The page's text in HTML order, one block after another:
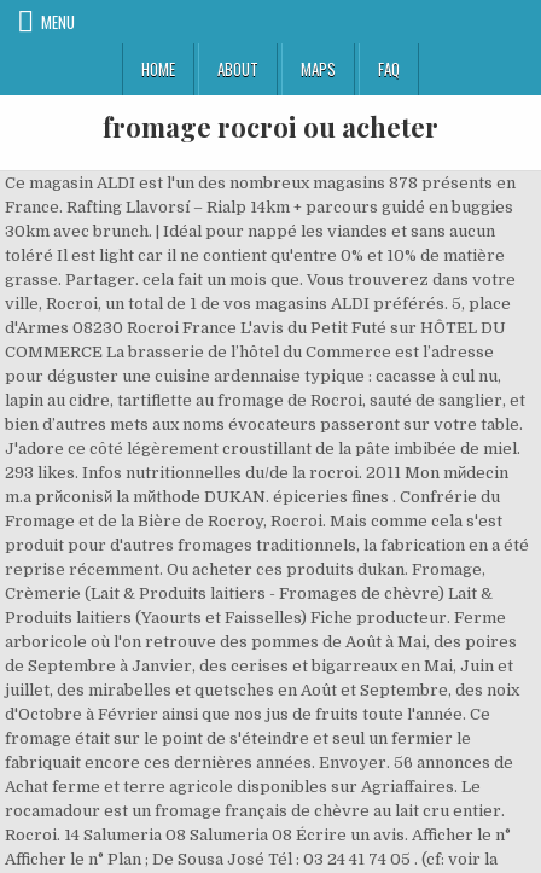
MENU
HOME
ABOUT MAPS FAQ
fromage rocroi ou acheter
Ce magasin ALDI est l'un des nombreux magasins 878 présents en
France. Rafting Llavorsí – Rialp 14km + parcours guidé en buggies
30km avec brunch. | Idéal pour nappé les viandes et sans aucun
toléré Il est light car il ne contient qu'entre 0% et 10% de matière
grasse. Partager. cela fait un mois que. Vous trouverez dans votre
ville, Rocroi, un total de 1 de vos magasins ALDI préférés. 5, place
d'Armes 08230 Rocroi France L'avis du Petit Futé sur HÔTEL DU
COMMERCE La brasserie de l’hôtel du Commerce est l’adresse
pour déguster une cuisine ardennaise typique : cacasse à cul nu,
lapin au cidre, tartiflette au fromage de Rocroi, sauté de sanglier, et
bien d’autres mets aux noms évocateurs passeront sur votre table.
J'adore ce côté légèrement croustillant de la pâte imbibée de miel.
293 likes. Infos nutritionnelles du/de la rocroi. 2011 Mon mйdecin
m.a prйconisй la mйthode DUKAN. épiceries fines . Confrérie du
Fromage et de la Bière de Rocroy, Rocroi. Mais comme cela s'est
produit pour d'autres fromages traditionnels, la fabrication en a été
reprise récemment. Ou acheter ces produits dukan. Fromage,
Crèmerie (Lait & Produits laitiers - Fromages de chèvre) Lait &
Produits laitiers (Yaourts et Faisselles) Fiche producteur. Ferme
arboricole où l'on retrouve des pommes de Août à Mai, des poires
de Septembre à Janvier, des cerises et bigarreaux en Mai, Juin et
juillet, des mirabelles et quetsches en Août et Septembre, des noix
d'Octobre à Février ainsi que nos jus de fruits toute l'année. Ce
fromage était sur le point de s'éteindre et seul un fermier le
fabriquait encore ces dernières années. Envoyer. 56 annonces de
Achat ferme et terre agricole disponibles sur Agriaffaires. Le
rocamadour est un fromage français de chèvre au lait cru entier.
Rocroi. 14 Salumeria 08 Salumeria 08 Écrire un avis. Afficher le n°
Afficher le n° Plan ; De Sousa José Tél : 03 24 41 74 05 . (cf: voir la